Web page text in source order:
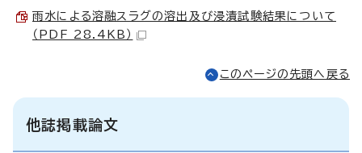
雨水による溶融スラグの溶出及び浸漬試験結果について
（PDF 28.4KB）
このページの先頭へ戻る
他誌掲載論文